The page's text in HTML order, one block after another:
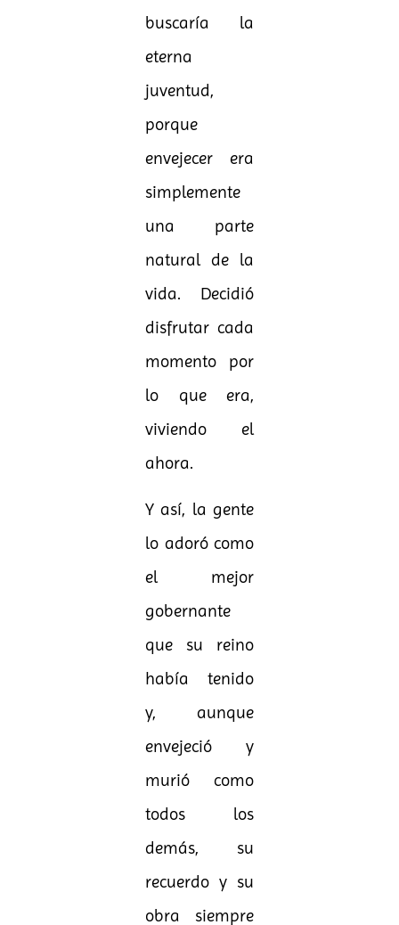
buscaría la
eterna
juventud,
porque
envejecer era
simplemente
una parte
natural de la
vida. Decidió
disfrutar cada
momento por
lo que era,
viviendo el
ahora.
Y así, la gente
lo adoró como
el mejor
gobernante
que su reino
había tenido
y, aunque
envejeció y
murió como
todos los
demás, su
recuerdo y su
obra siempre